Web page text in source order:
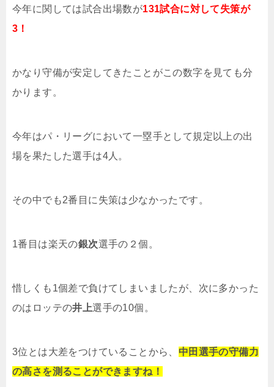
今年に関しては試合出場数が131試合に対して失策が
3！
かなり守備が安定してきたことがこの数字を見ても分
かります。
今年はパ・リーグにおいて一塁手として規定以上の出
場を果たした選手は4人。
その中でも2番目に失策は少なかったです。
1番目は楽天の銀次選手の２個。
惜しくも1個差で負けてしまいましたが、次に多かった
のはロッテの井上選手の10個。
3位とは大差をつけていることから、 中田選手の守備力
の高さを測ることができますね！